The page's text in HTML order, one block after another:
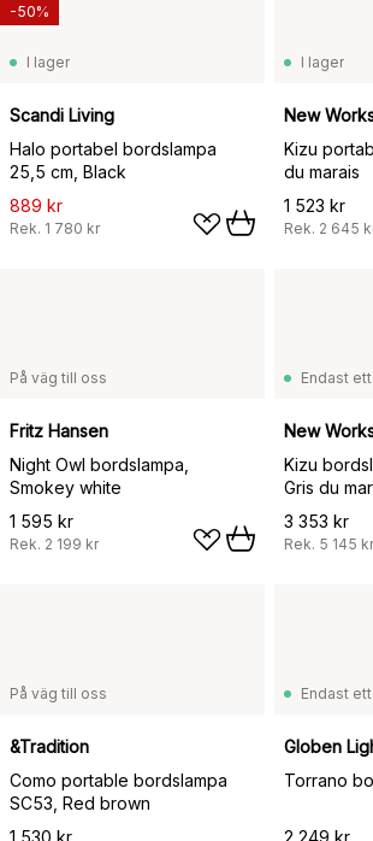
I lager
Scandi Living
Halo portabel bordslampa
25,5 cm, Black
889 kr
Rek. 1 780 kr
-50%
I lager
New
Kizu
du marais
1 523 kr
Rek. 2 645
På väg till oss
Fritz Hansen
Night Owl bordslampa,
Smokey white
1 595 kr
Rek. 2 199 kr
Endast
New
Kizu
Gris du
3 353 kr
Rek. 5 145 kr
På väg till oss
&Tradition
Como portable bordslampa
SC53, Red brown
1 530 kr
Endast
Globen
Torrano
2 249 kr